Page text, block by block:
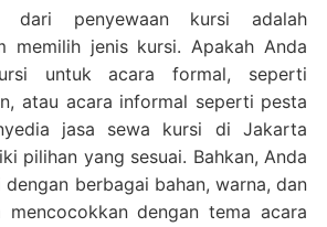
dari penyewaan kursi adalah
memilih jenis kursi. Apakah Anda
untuk acara formal, seperti
atau acara informal seperti pesta
jasa sewa kursi di Jakarta
pilihan yang sesuai. Bahkan, Anda
berbagai bahan, warna, dan
dengan tema acara